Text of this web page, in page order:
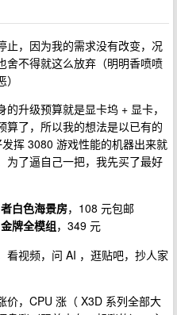
止，因为我的需求没有改变，况
舍不得就这么放弃（明明香喷喷
升级预算就是显卡坞 + 显卡，
算了，所以我的想法是以已有的
挥 3080 游戏性能的机器出来就
为了逼自己一把，我先买了最好
白色海景房，108 元包邮
牌全模组，349 元
看视频，问 AI ，逛贴吧，抄人家
价，CPU 涨（ X3D 系列全部大